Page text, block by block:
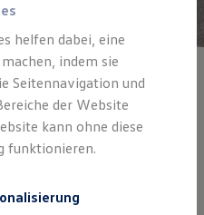
– drei Tage im Zeichen
alle VW Bus Fans: Vom 23.
als 80.000 Gäste auf dem
das VW Bus Festival
um das Gelände dienten
Übernachtungsgästen als
helfen dabei, eine
indem sie
Seitennavigation und
der Website
kann ohne diese
funktionieren.